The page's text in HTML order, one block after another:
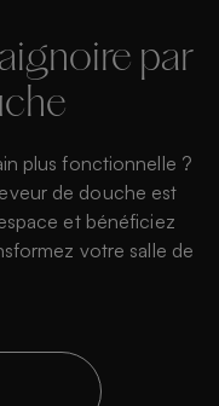
par
plus fonctionnelle ?
de douche est
et bénéficiez
votre salle de